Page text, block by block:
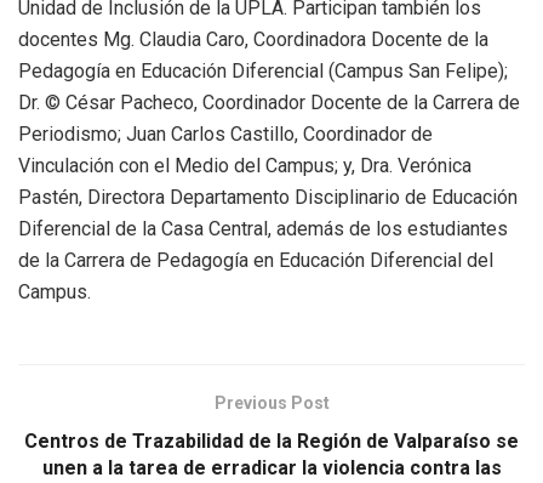
Unidad de Inclusión de la UPLA. Participan también los
docentes Mg. Claudia Caro, Coordinadora Docente de la
Pedagogía en Educación Diferencial (Campus San Felipe);
Dr. © César Pacheco, Coordinador Docente de la Carrera de
Periodismo; Juan Carlos Castillo, Coordinador de
Vinculación con el Medio del Campus; y, Dra. Verónica
Pastén, Directora Departamento Disciplinario de Educación
Diferencial de la Casa Central, además de los estudiantes
de la Carrera de Pedagogía en Educación Diferencial del
Campus.
Previous Post
Centros de Trazabilidad de la Región de Valparaíso se
unen a la tarea de erradicar la violencia contra las